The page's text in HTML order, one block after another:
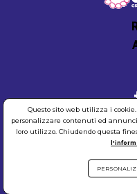
COOKIES
Questo sito web utilizza i
personalizzare contenuti ed
loro utilizzo. Chiudendo questa